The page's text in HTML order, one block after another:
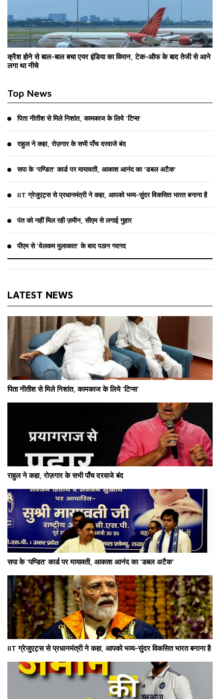
क्रैश होने से बाल-बाल बचा एयर इंडिया का विमान, टेक-ऑफ के बाद तेजी से आने
लगा था नीचे
Top News
पिता नीतीश से मिले निशांत, कामकाज के लिये 'टिप्स'
राहुल ने कहा, रोज़गार के सभी पाँच दरवाजे बंद
सपा के ‘पण्डित’ कार्ड पर मायावती, आकाश आनंद का ‘डबल अटैक’
IIT ग्रेजुएट्स से प्रधानमंत्री ने कहा, आपको भव्य-सुंदर विकसित भारत बनाना है
पंत को नहीं मिल रही ज़मीन, सीएम से लगाई गुहार
पीएम से ‘वेलकम मुलाकात’ के बाद पठान गदगद
LATEST NEWS
पिता नीतीश से मिले निशांत, कामकाज के लिये 'टिप्स'
राहुल ने कहा, रोज़गार के सभी पाँच दरवाजे बंद
सपा के ‘पण्डित’ कार्ड पर मायावती, आकाश आनंद का ‘डबल अटैक’
IIT ग्रेजुएट्स से प्रधानमंत्री ने कहा, आपको भव्य-सुंदर विकसित भारत बनाना है